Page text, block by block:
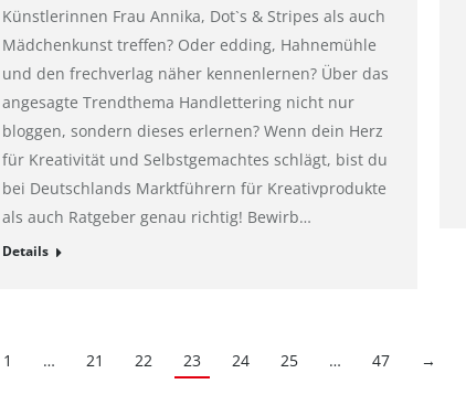
Künstlerinnen Frau Annika, Dot`s & Stripes als auch
Mädchenkunst treffen? Oder edding, Hahnemühle
und den frechverlag näher kennenlernen? Über das
angesagte Trendthema Handlettering nicht nur
bloggen, sondern dieses erlernen? Wenn dein Herz
für Kreativität und Selbstgemachtes schlägt, bist du
bei Deutschlands Marktführern für Kreativprodukte
als auch Ratgeber genau richtig! Bewirb…
Details
1 … 21 22 23 24 25 … 47 →